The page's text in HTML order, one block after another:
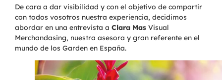
De cara a dar visibilidad y con el objetivo de compartir
con todos vosotros nuestra experiencia, decidimos
abordar en una entrevista a Clara MasVisual
Merchandasing, nuestra asesora y gran referente en el
mundo de los Garden en España.